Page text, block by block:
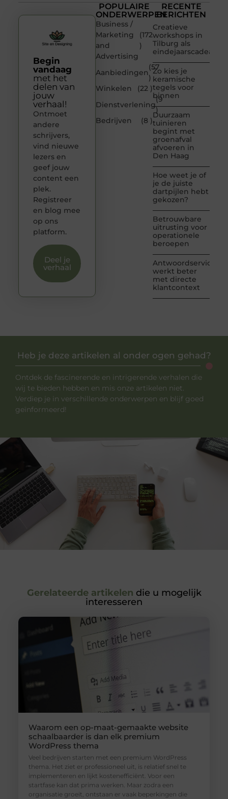
POPULAIRE
ONDERWERPEN
Business /
Marketing
and
Advertising
(172
)
Aanbiedingen
(57
)
Winkelen
(22 )
Dienstverlening
(9
)
Bedrijven
(8 )
RECENTE
BERICHTEN
Creatieve
workshops in
Tilburg als
eindejaarscadeau
Zo kies je
keramische
tegels voor
binnen
Duurzaam
tuinieren
begint met
groenafval
afvoeren in
Den Haag
Hoe weet je of
je de juiste
dartpijlen hebt
gekozen?
Betrouwbare
uitrusting voor
operationele
beroepen
Antwoordservice
werkt beter
met directe
klantcontext
Begin
vandaag
met het
delen van
jouw
verhaal!
Ontmoet
andere
schrijvers,
vind nieuwe
lezers en
geef jouw
content een
plek.
Registreer
en blog mee
op ons
platform.
Deel je
verhaal
Heb je deze artikelen al onder ogen gehad?
Ontdek de fascinerende en intrigerende verhalen die
wij te bieden hebben en mis onze artikelen niet.
Verdiep je in verschillende onderwerpen en blijf goed
geïnformeerd!
Gerelateerde artikelen die u mogelijk
interesseren
Waarom een op-maat-gemaakte website
schaalbaarder is dan elk premium
WordPress thema
Veel bedrijven starten met een premium WordPress
thema. Het ziet er professioneel uit, is relatief snel te
implementeren en lijkt kostenefficiënt. Voor een
startfase kan dat prima werken. Maar zodra een
organisatie groeit, ontstaan er vaak beperkingen die